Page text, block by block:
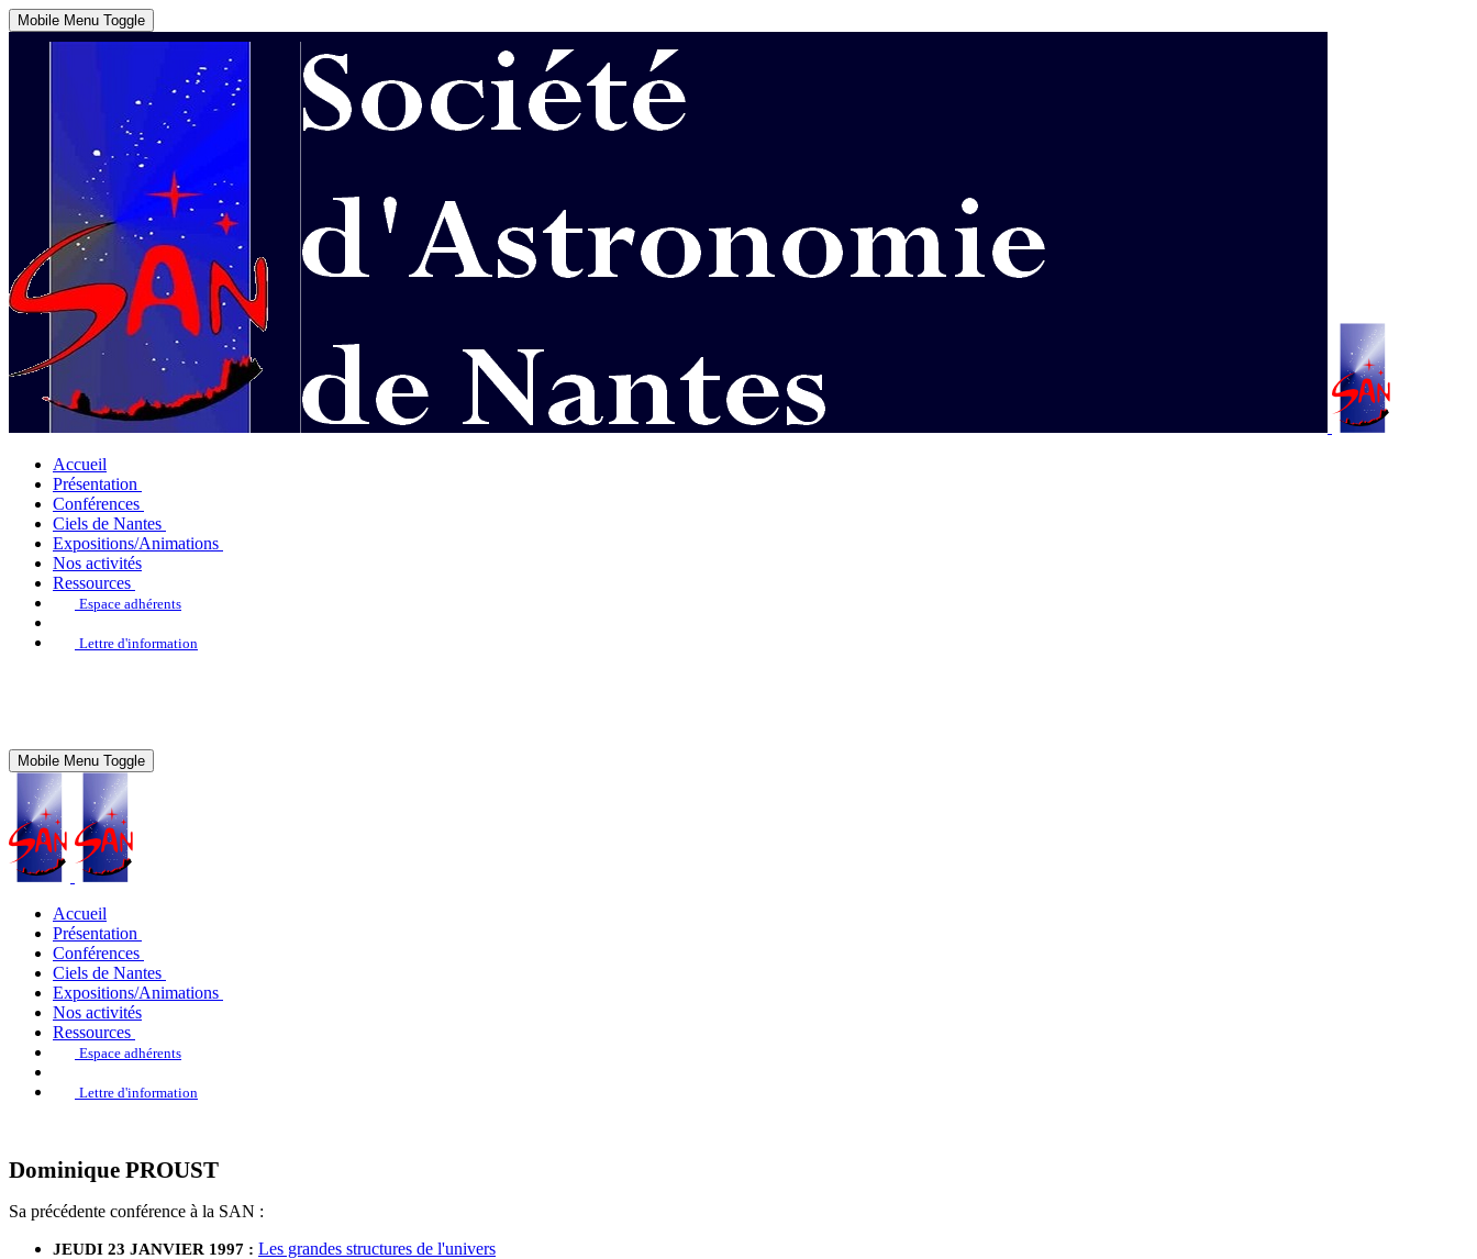
Mobile Menu Toggle
Accueil
Présentation
Conférences
Ciels de Nantes
Expositions/Animations
Nos activités
Ressources
Espace adhérents
Lettre d'information
Mobile Menu Toggle
Accueil
Présentation
Conférences
Ciels de Nantes
Expositions/Animations
Nos activités
Ressources
Espace adhérents
Lettre d'information
Dominique PROUST
Sa précédente conférence à la SAN :
JEUDI 23 JANVIER 1997 : Les grandes structures de l'univers